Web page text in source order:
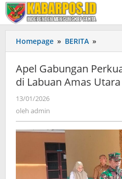
Lewati
ke
konten
Homepage » BERITA »
Perkuat
Sinergi
Tiga
Apel Gabungan
di Labuan Amas Utara
13/01/2026
oleh admin